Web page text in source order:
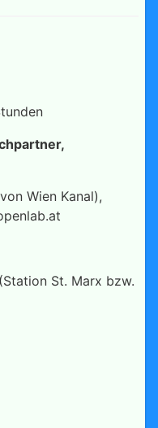
Wien Kanal),
St. Marx bzw.